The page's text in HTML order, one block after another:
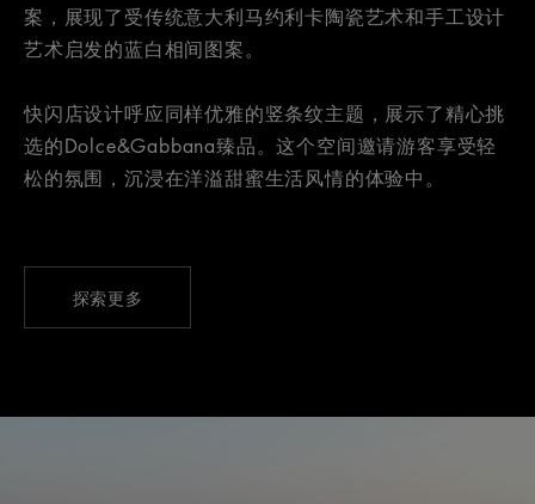
案，展现了受传统意大利马约利卡陶瓷艺术和手工设计
艺术启发的蓝白相间图案。
快闪店设计呼应同样优雅的竖条纹主题，展示了精心挑
选的Dolce&Gabbana臻品。这个空间邀请游客享受轻
松的氛围，沉浸在洋溢甜蜜生活风情的体验中。
探索更多